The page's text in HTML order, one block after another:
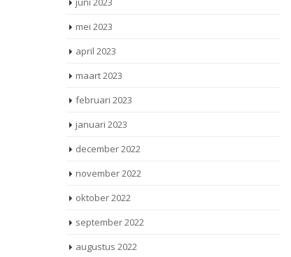
mei 2023
april 2023
maart 2023
februari 2023
januari 2023
december 2022
november 2022
oktober 2022
september 2022
augustus 2022